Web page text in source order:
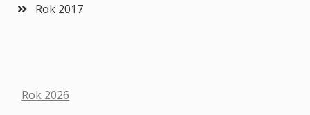
Rok 2017
Rok 2026